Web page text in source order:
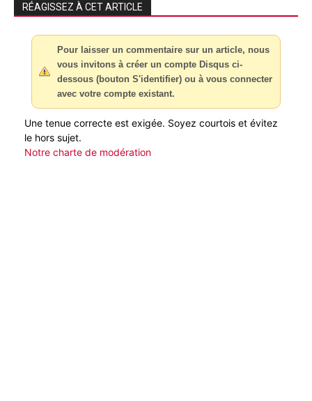
RÉAGISSEZ À CET ARTICLE
Pour laisser un commentaire sur un article, nous
vous invitons à créer un compte Disqus ci-
dessous (bouton S'identifier) ou à vous connecter
avec votre compte existant.
Une tenue correcte est exigée. Soyez courtois et évitez
le hors sujet.
Notre charte de modération